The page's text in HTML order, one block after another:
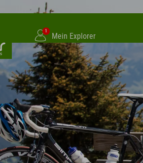
1
Mein Explorer